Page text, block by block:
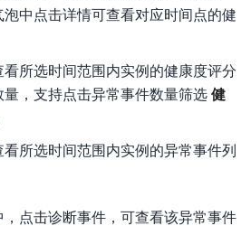
泡中点击详情可查看对应时间点的健
看所选时间范围内实例的健康度评分
量，支持点击异常事件数量筛选 健
看所选时间范围内实例的异常事件列
点击诊断事件，可查看该异常事件